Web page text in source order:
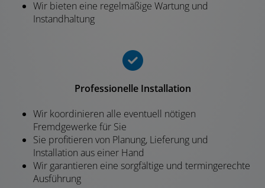
Wir bieten eine regelmäßige Wartung und
Instandhaltung
Professionelle Installation
Wir koordinieren alle eventuell nötigen
Fremdgewerke für Sie
Sie profitieren von Planung, Lieferung und
Installation aus einer Hand
Wir garantieren eine sorgfältige und termingerechte
Ausführung